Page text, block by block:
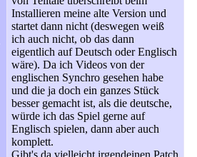
Installieren meine alte Version und
startet dann nicht (deswegen weiß
ich auch nicht, ob das dann
eigentlich auf Deutsch oder Englisch
wäre). Da ich Videos von der
englischen Synchro gesehen habe
und die ja doch ein ganzes Stück
besser gemacht ist, als die deutsche,
würde ich das Spiel gerne auf
Englisch spielen, dann aber auch
komplett.
Gibt's da vielleicht irgendeinen Patch